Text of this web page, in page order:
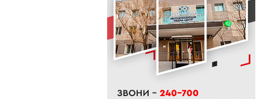
17:22
47 участников из арктических
районов Якутии объединил XI
Молодежный Суглан в
Октемцах
17:17
Гороскоп на выходные 8 и 9
августа 2026 года
увеличились в Южной Якутии